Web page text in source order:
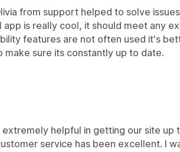
from support helped to solve
app is really cool, it should meet any
features are not often used it's
make sure its constantly up to date.
extremely helpful in getting our site up
service has been excellent. I